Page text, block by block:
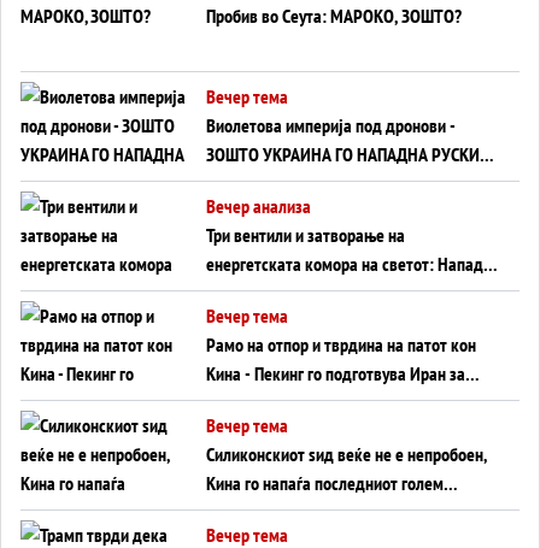
Пробив во Сеута: МАРОКО, ЗОШТО?
Вечер тема
Виолетова империја под дронови -
ЗОШТО УКРАИНА ГО НАПАДНА РУСКИОТ
WILDBERRIES
Вечер анализа
Три вентили и затворање на
енергетската комора на светот: Нападот
во Суец најавува глобален енергетски
инфаркт?
Вечер тема
Рамо на отпор и тврдина на патот кон
Кина - Пекинг го подготвува Иран за
американска копнена инвазија
Вечер тема
Силиконскиот ѕид веќе не е непробоен,
Кина го напаѓа последниот голем
монопол на Западот?
Вечер тема